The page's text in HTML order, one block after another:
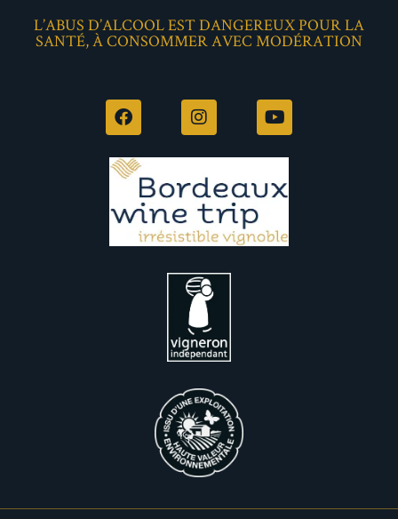
L’ABUS D’ALCOOL EST DANGEREUX POUR LA
SANTÉ, À CONSOMMER AVEC MODÉRATION